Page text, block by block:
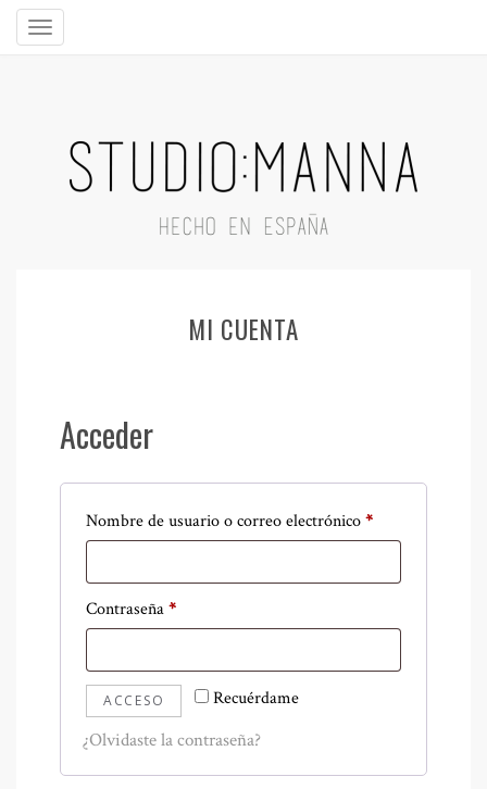
MI CUENTA
Acceder
Nombre de usuario o correo electrónico*Obligatorio
Contraseña*Obligatorio
Recuérdame
ACCESO
¿Olvidaste la contraseña?